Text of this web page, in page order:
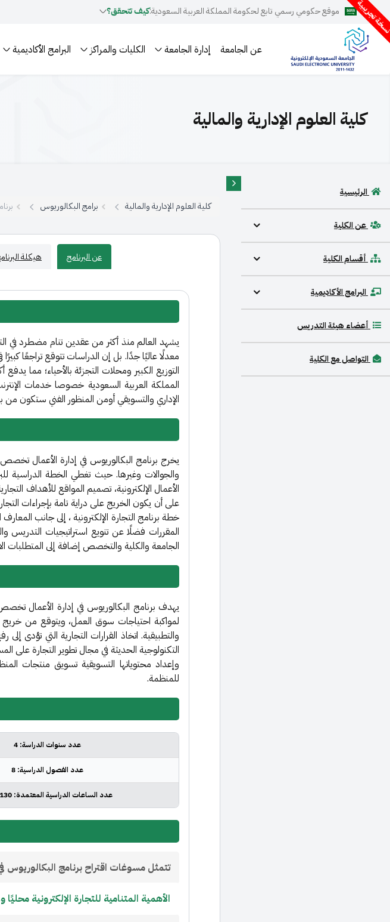
تجريبية موقع حكومي رسمي تابع لحكومة المملكة العربية السعودية:كيف تتحقق؟
عن الجامعة إدارة الجامعة الكليات والمراكز البرامج الأكاديمية
كلية العلوم الإدارية والمالية
الرئيسية
عن الكلية
أقسام الكلية
البرامج الأكاديمية
أعضاء هيئة التدريس
التواصل مع الكلية
كلية العلوم الإدارية والمالية برامج البكالوريوس
عن البرنامج هيكلة
التوزيع الكبير ومحلات التجزئة بالأحياء؛ مما يدفع
المملكة العربية السعودية خصوصا خدمات
الإداري والتسويقي أومن المنظور الفني ستكون من
يخرج برنامج البكالوريوس في إدارة الأعمال تخصص
والجوالات وغيرها. حيث تغطي الخطة الدراسية
الأعمال الإلكترونية، تصميم المواقع للأهداف
على أن يكون الخريج على دراية تامة بإجراءات
خطة برنامج التجارة الإلكترونية ، إلى جانب
الجامعة والكلية والتخصص إضافة إلى المتطلبات
يهدف برنامج البكالوريوس في إدارة الأعمال تخصص
لمواكبة احتياجات سوق العمل، ويتوقع من خريج
والتطبيقية. اتخاذ القرارات التجارية التي تؤدى
التكنولوجية الحديثة في مجال تطوير التجارة على
وإعداد محتوياتها التسويقية تسويق منتجات
للمنظمة.
عدد سنوات الدراسة: 4
عدد الفصول الدراسية: 8
عدد الساعات الدراسية المعتمدة:
تتمثل مسوغات اقتراح برنامج البكالوريوس
الأهمية المتنامية للتجارة الإلكترونية محليًا